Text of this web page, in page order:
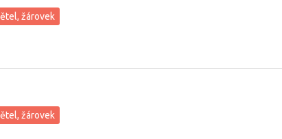
žárovek
žárovek